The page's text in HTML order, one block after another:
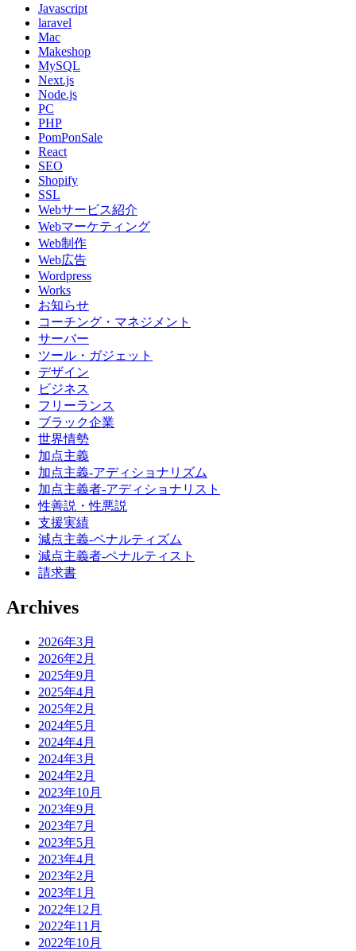
Javascript
laravel
Mac
Makeshop
MySQL
Next.js
Node.js
PC
PHP
PomPonSale
React
SEO
Shopify
SSL
Webサービス紹介
Webマーケティング
Web制作
Web広告
Wordpress
Works
お知らせ
コーチング・マネジメント
サーバー
ツール・ガジェット
デザイン
ビジネス
フリーランス
ブラック企業
世界情勢
加点主義
加点主義-アディショナリズム
加点主義者-アディショナリスト
性善説・性悪説
支援実績
減点主義-ペナルティズム
減点主義者-ペナルティスト
請求書
Archives
2026年3月
2026年2月
2025年9月
2025年4月
2025年2月
2024年5月
2024年4月
2024年3月
2024年2月
2023年10月
2023年9月
2023年7月
2023年5月
2023年4月
2023年2月
2023年1月
2022年12月
2022年11月
2022年10月